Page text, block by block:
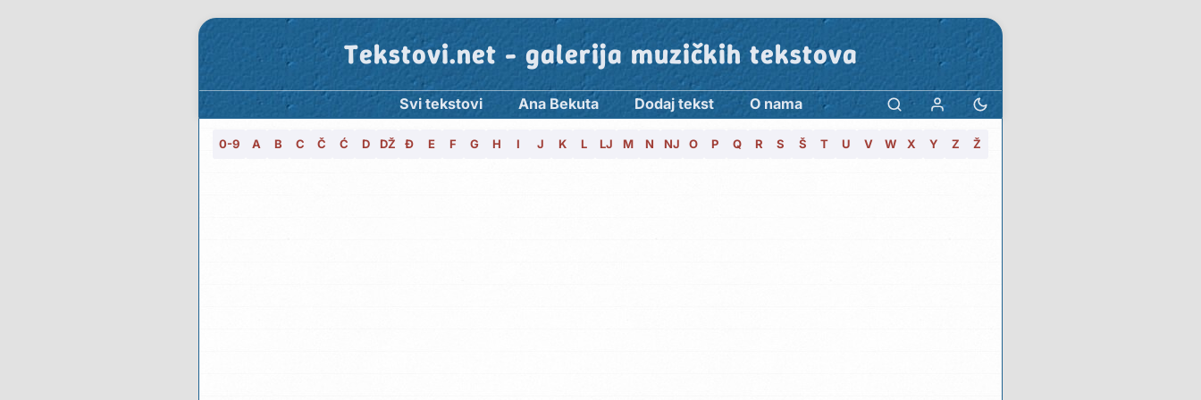
Tekstovi.net - galerija muzičkih tekstova
Svi tekstovi Ana Bekuta Dodaj tekst O nama
0-9 A B C Č Ć D DŽ Đ E F G H I J K L LJ M N NJ O P Q R S Š T U V W X Y Z Ž